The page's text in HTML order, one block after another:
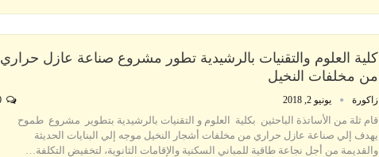
كلية العلوم والتقنيات بالرشيدية تطور مشروع صناعة عازل حراري
من مخلفات النخيل
زاكورة يونيو 2, 2018
قام ثلة من الأساتذة الباحثين بكلية العلوم و التقنيات بالرشيدية بتطوير مشروع طموح
يهدف إلي صناعة عازل حراري من مخلفات أشجار النخيل موجه إلي البنايات الحديثة
والقديمة من أجل نجاعة طاقية للمباني السكنية والإقامات الثانوية، لتخفيض التكلفة…